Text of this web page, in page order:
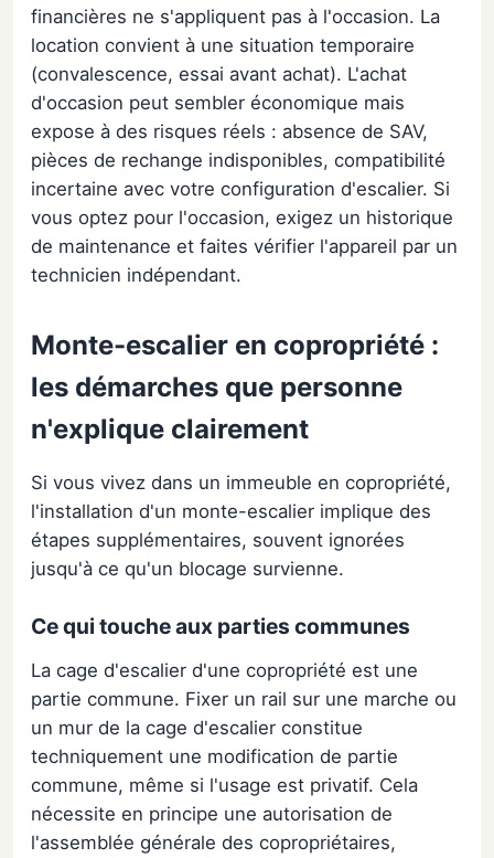
financières ne s'appliquent pas à l'occasion. La
location convient à une situation temporaire
(convalescence, essai avant achat). L'achat
d'occasion peut sembler économique mais
expose à des risques réels : absence de SAV,
pièces de rechange indisponibles, compatibilité
incertaine avec votre configuration d'escalier. Si
vous optez pour l'occasion, exigez un historique
de maintenance et faites vérifier l'appareil par un
technicien indépendant.
Monte-escalier en copropriété :
les démarches que personne
n'explique clairement
Si vous vivez dans un immeuble en copropriété,
l'installation d'un monte-escalier implique des
étapes supplémentaires, souvent ignorées
jusqu'à ce qu'un blocage survienne.
Ce qui touche aux parties communes
La cage d'escalier d'une copropriété est une
partie commune. Fixer un rail sur une marche ou
un mur de la cage d'escalier constitue
techniquement une modification de partie
commune, même si l'usage est privatif. Cela
nécessite en principe une autorisation de
l'assemblée générale des copropriétaires,